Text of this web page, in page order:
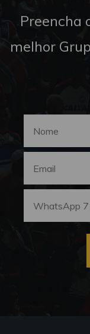
Preencha
melhor